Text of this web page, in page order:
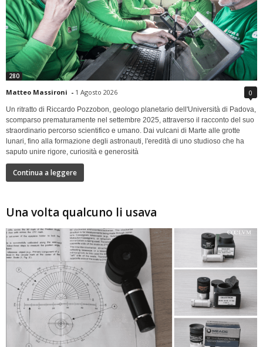
280
Matteo Massironi - 1 Agosto 2026 0
Un ritratto di Riccardo Pozzobon, geologo planetario dell'Università di Padova,
scomparso prematuramente nel settembre 2025, attraverso il racconto del suo
straordinario percorso scientifico e umano. Dai vulcani di Marte alle grotte
lunari, fino alla formazione degli astronauti, l'eredità di uno studioso che ha
saputo unire rigore, curiosità e generosità
Continua a leggere
Una volta qualcuno li usava